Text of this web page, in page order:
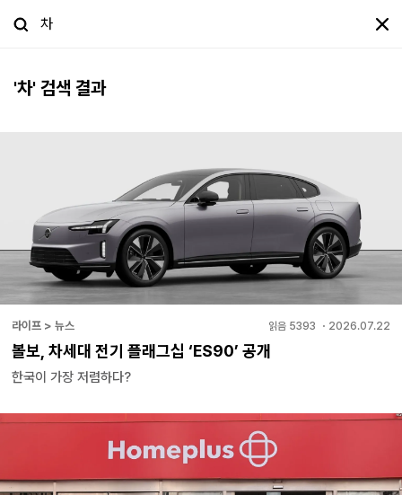
'차' 검색 결과
라이프 > 뉴스 읽음 5393 ・ 2026.07.22
볼보, 차세대 전기 플래그십 ‘ES90’ 공개
한국이 가장 저렴하다?